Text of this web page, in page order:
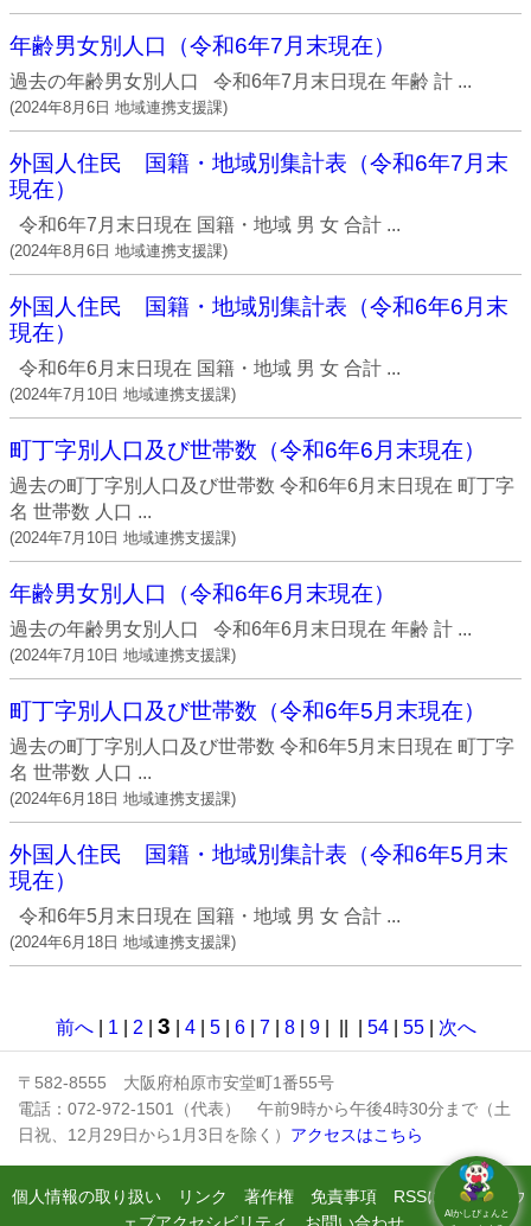
年齢男女別人口（令和6年7月末現在）
過去の年齢男女別人口 令和6年7月末日現在 年齢 計 ...
(2024年8月6日 地域連携支援課)
外国人住民 国籍・地域別集計表（令和6年7月末
現在）
令和6年7月末日現在 国籍・地域 男 女 合計 ...
(2024年8月6日 地域連携支援課)
外国人住民 国籍・地域別集計表（令和6年6月末
現在）
令和6年6月末日現在 国籍・地域 男 女 合計 ...
(2024年7月10日 地域連携支援課)
町丁字別人口及び世帯数（令和6年6月末現在）
過去の町丁字別人口及び世帯数 令和6年6月末日現在 町丁字
名 世帯数 人口 ...
(2024年7月10日 地域連携支援課)
年齢男女別人口（令和6年6月末現在）
過去の年齢男女別人口 令和6年6月末日現在 年齢 計 ...
(2024年7月10日 地域連携支援課)
町丁字別人口及び世帯数（令和6年5月末現在）
過去の町丁字別人口及び世帯数 令和6年5月末日現在 町丁字
名 世帯数 人口 ...
(2024年6月18日 地域連携支援課)
外国人住民 国籍・地域別集計表（令和6年5月末
現在）
令和6年5月末日現在 国籍・地域 男 女 合計 ...
(2024年6月18日 地域連携支援課)
前へ 1 2 3 4 5 6 7 8 9 54 55 次へ
〒582-8555 大阪府柏原市安堂町1番55号
電話：072-972-1501（代表） 午前9時から午後4時30分まで（土
日祝、12月29日から1月3日を除く） アクセスはこちら
個人情報の取り扱い リンク 著作権 免責事項 RSSについて
ウ
AIかしぴょんと